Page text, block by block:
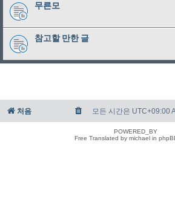
무른모
참고할 만한 글
처음 모든 시간은 UTC+09:00
POWERED_BY
Free Translated by michael in